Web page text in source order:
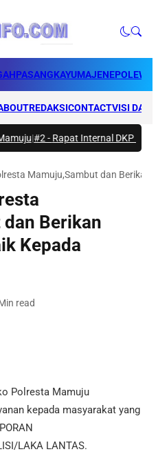
PASANGKAYUMAJENE
REDAKSICONTACTVISI DAN
|#2 -Rapat Internal DKP Sulbar,
Mamuju,Sambut dan Berikan
Berikan
Kepada
read
Polresta Mamuju
kepada masyarakat yang
LAKA LANTAS.